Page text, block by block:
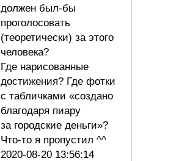
должен был-бы
проголосовать
(теоретически) за этого
человека?
Где нарисованные
достижения? Где фотки
с табличками «создано
благодаря пиару
за городские деньги»?
Что-то я пропустил ^^
2020-08-20 13:56:14